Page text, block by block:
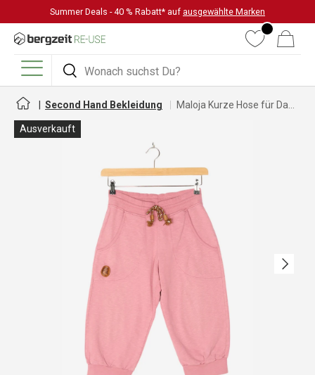
DIREKT ZUM INHALT
Summer Deals - 40 % Rabatt* auf ausgewählte Marken
Suchen
Suchen
WunschlisteWarenkorb
Menü
Second Hand Bekleidung
Ausverkauft
Nächste